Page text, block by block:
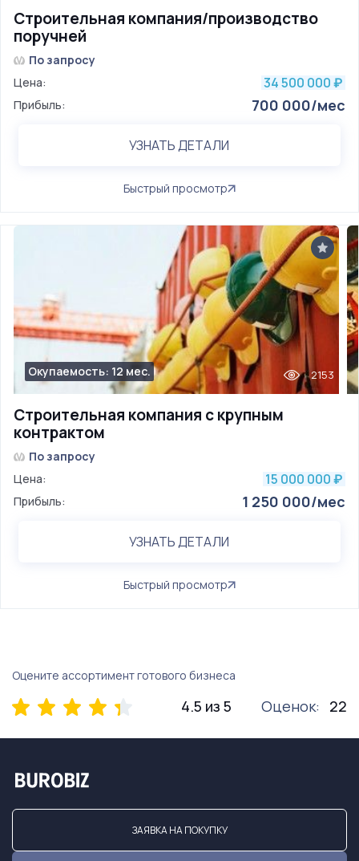
Строительная компания/производство
поручней
По запросу
Цена:
34 500 000 ₽
Прибыль: 700 000/мес
УЗНАТЬ ДЕТАЛИ
Быстрый просмотр
Строительная компания с крупным
контрактом
Окупаемость: 12 мес. 2153
По запросу
Цена:
15 000 000 ₽
Прибыль: 1 250 000/мес
УЗНАТЬ ДЕТАЛИ
Быстрый просмотр
Оцените ассортимент готового бизнеса
4.5 из 5 Оценок: 22
ЗАЯВКА НА ПОКУПКУ